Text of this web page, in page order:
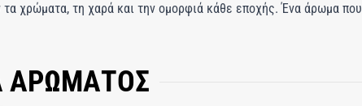
τα χρώματα, τη χαρά και την ομορφιά κάθε εποχής. Ένα άρωμα που
ΑΡΩΜΑΤΟΣ